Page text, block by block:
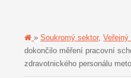
»Soukromý sektor,
dokončilo měření pracovní
zdravotnického personálu